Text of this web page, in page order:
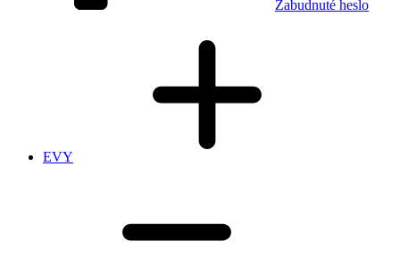
Zabudnuté heslo
EVY